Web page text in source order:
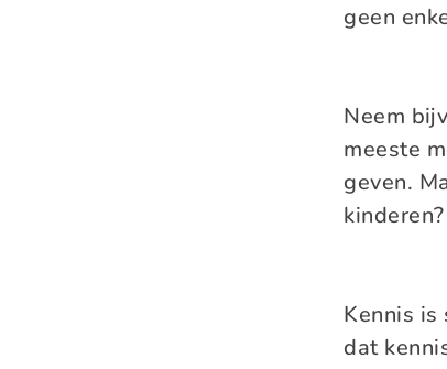
geen
Neem
meeste
geven.
kinderen?
Kennis is
dat